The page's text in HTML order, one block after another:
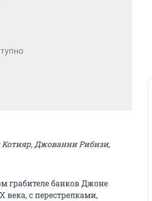
Джованни Рибизи,
грабителе банков Джоне
с перестрелками,